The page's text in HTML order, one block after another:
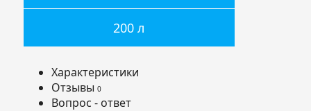
200 л
Характеристики
Отзывы 0
Вопрос - ответ